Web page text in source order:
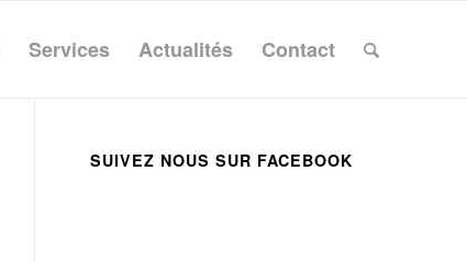
Services Actualités Contact
SUIVEZ NOUS SUR FACEBOOK